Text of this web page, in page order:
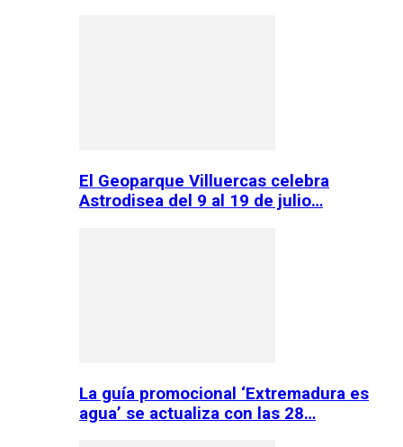
El Geoparque Villuercas celebra
Astrodisea del 9 al 19 de julio…
La guía promocional ‘Extremadura es
agua’ se actualiza con las 28…